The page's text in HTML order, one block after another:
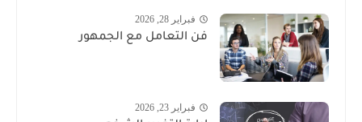
فبراير 28, 2026
فن التعامل مع الجمهور
فبراير 23, 2026